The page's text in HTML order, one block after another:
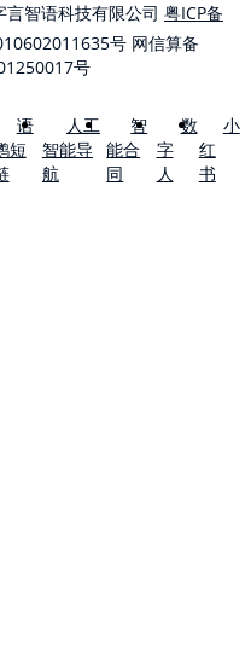
智语科技有限公司 粤ICP备
号 网信算备
号
语
短
人工
智能导
航
智
能合
同
数
字
人
小
红
书